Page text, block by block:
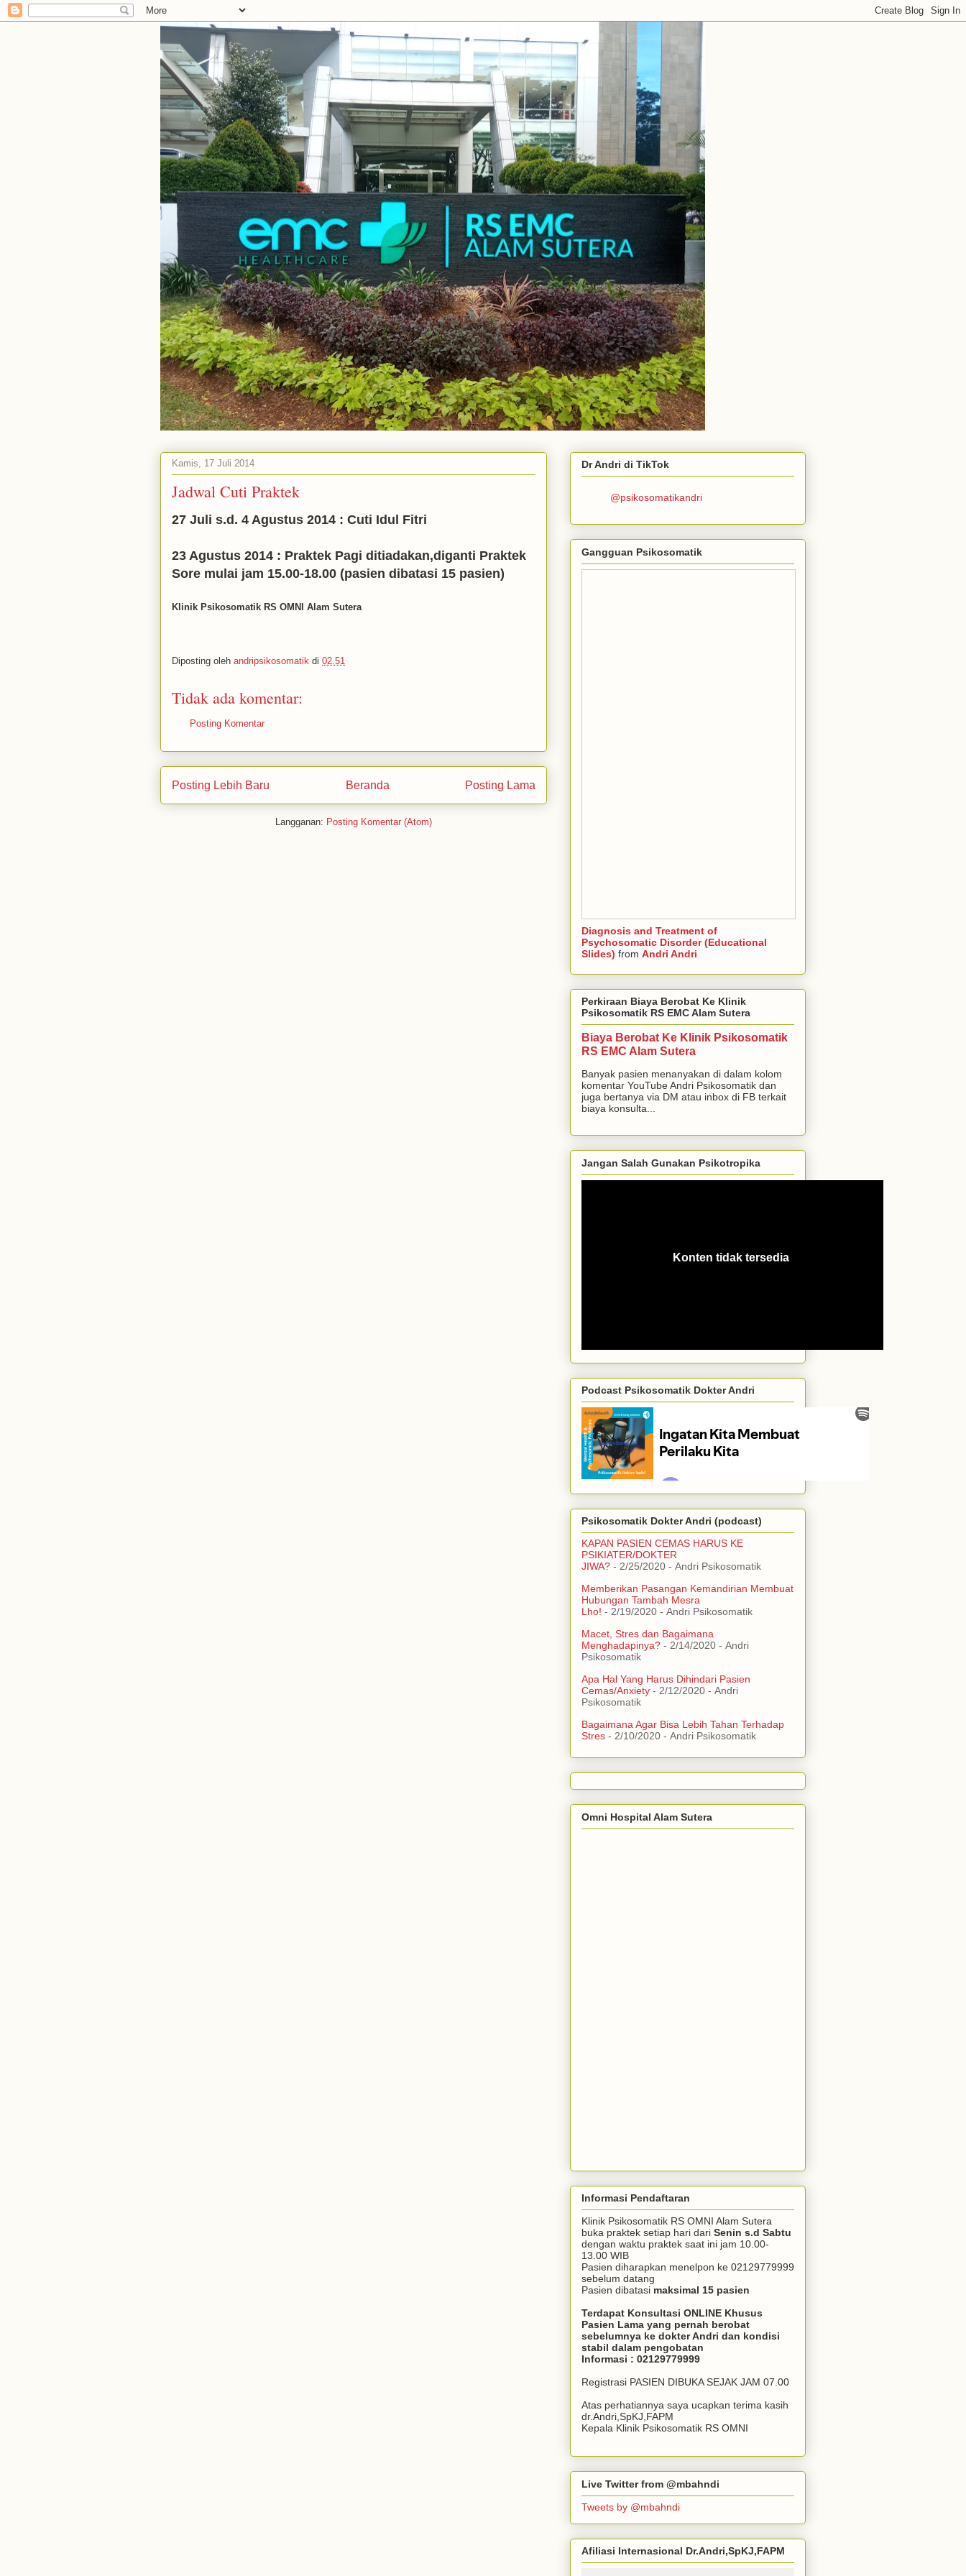
Kamis, 17 Juli 2014
Jadwal Cuti Praktek
27 Juli s.d. 4 Agustus 2014 : Cuti Idul Fitri
23 Agustus 2014 : Praktek Pagi ditiadakan,diganti Praktek
Sore mulai jam 15.00-18.00 (pasien dibatasi 15 pasien)
Klinik Psikosomatik RS OMNI Alam Sutera
Diposting oleh andripsikosomatik di 02.51
Tidak ada komentar:
Posting Komentar
Posting Lebih Baru Posting Lama
Beranda
Langganan: Posting Komentar (Atom)
Dr Andri di TikTok
@psikosomatikandri
Gangguan Psikosomatik
Diagnosis and Treatment of
Psychosomatic Disorder (Educational
Slides) from Andri Andri
Perkiraan Biaya Berobat Ke Klinik
Psikosomatik RS EMC Alam Sutera
Biaya Berobat Ke Klinik Psikosomatik
RS EMC Alam Sutera
Banyak pasien menanyakan di dalam kolom
komentar YouTube Andri Psikosomatik dan
juga bertanya via DM atau inbox di FB terkait
biaya konsulta...
Jangan Salah Gunakan Psikotropika
Podcast Psikosomatik Dokter Andri
Psikosomatik Dokter Andri (podcast)
KAPAN PASIEN CEMAS HARUS KE
PSIKIATER/DOKTER
JIWA? - 2/25/2020 - Andri Psikosomatik
Memberikan Pasangan Kemandirian Membuat
Hubungan Tambah Mesra
Lho! - 2/19/2020 - Andri Psikosomatik
Macet, Stres dan Bagaimana
Menghadapinya? - 2/14/2020 - Andri
Psikosomatik
Apa Hal Yang Harus Dihindari Pasien
Cemas/Anxiety - 2/12/2020 - Andri
Psikosomatik
Bagaimana Agar Bisa Lebih Tahan Terhadap
Stres - 2/10/2020 - Andri Psikosomatik
Omni Hospital Alam Sutera
Informasi Pendaftaran
Klinik Psikosomatik RS OMNI Alam Sutera
buka praktek setiap hari dari Senin s.d Sabtu
dengan waktu praktek saat ini jam 10.00-
13.00 WIB
Pasien diharapkan menelpon ke 02129779999
sebelum datang
Pasien dibatasi maksimal 15 pasien
Terdapat Konsultasi ONLINE Khusus
Pasien Lama yang pernah berobat
sebelumnya ke dokter Andri dan kondisi
stabil dalam pengobatan
Informasi : 02129779999
Registrasi PASIEN DIBUKA SEJAK JAM 07.00
Atas perhatiannya saya ucapkan terima kasih
dr.Andri,SpKJ,FAPM
Kepala Klinik Psikosomatik RS OMNI
Live Twitter from @mbahndi
Tweets by @mbahndi
Afiliasi Internasional Dr.Andri,SpKJ,FAPM